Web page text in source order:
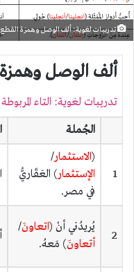
تدريبات لغوية: ألف الوصل وهمزة القطع
ألف الوصل
تدريبات لغوية: التاء
الجُملة
1
(الاستثمار/
الإستثمار) العَقَاريُّ
في مصر.
2
يُريدُني أنْ (اتعاونَ/
أتعاونَ) مَعهُ.